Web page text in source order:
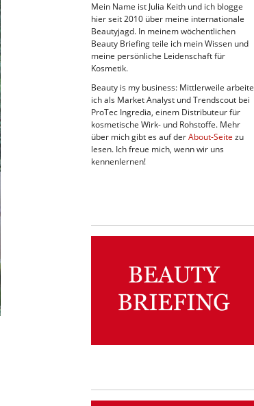
Mein Name ist Julia Keith und ich blogge
hier seit 2010 über meine internationale
Beautyjagd. In meinem wöchentlichen
Beauty Briefing teile ich mein Wissen und
meine persönliche Leidenschaft für
Kosmetik.
Beauty is my business: Mittlerweile arbeite
ich als Market Analyst und Trendscout bei
ProTec Ingredia, einem Distributeur für
kosmetische Wirk- und Rohstoffe. Mehr
über mich gibt es auf derAbout-Seite zu
lesen. Ich freue mich, wenn wir uns
kennenlernen!